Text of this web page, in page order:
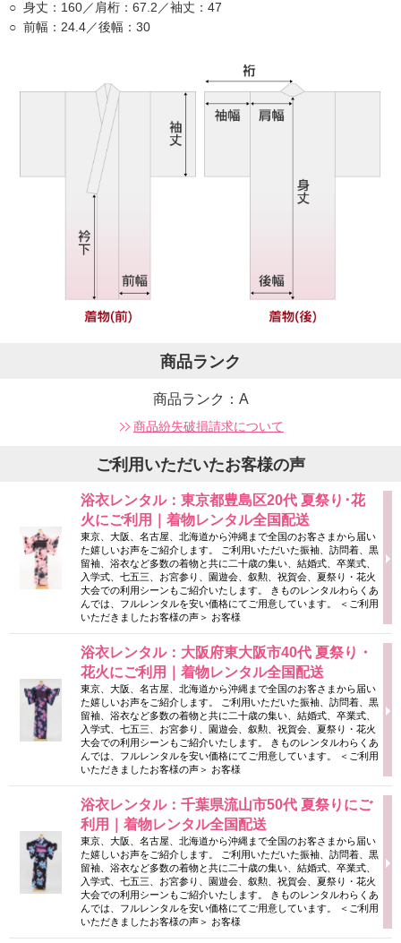
身丈：160／肩桁：67.2／袖丈：47
前幅：24.4／後幅：30
商品ランク
商品ランク：A
商品紛失破損請求について
ご利用いただいたお客様の声
浴衣レンタル：東京都豊島区20代 夏祭り･花
火にご利用｜着物レンタル全国配送
東京、大阪、名古屋、北海道から沖縄まで全国のお客さまから届い
た嬉しいお声をご紹介します。 ご利用いただいた振袖、訪問着、黒
留袖、浴衣など多数の着物と共に二十歳の集い、結婚式、卒業式、
入学式、七五三、お宮参り、園遊会、叙勲、祝賀会、夏祭り・花火
大会での利用シーンもご紹介いたします。 きものレンタルわらくあ
んでは、フルレンタルを安い価格にてご用意しています。 ＜ご利用
いただきましたお客様の声＞ お客様
浴衣レンタル：大阪府東大阪市40代 夏祭り・
花火にご利用｜着物レンタル全国配送
東京、大阪、名古屋、北海道から沖縄まで全国のお客さまから届い
た嬉しいお声をご紹介します。 ご利用いただいた振袖、訪問着、黒
留袖、浴衣など多数の着物と共に二十歳の集い、結婚式、卒業式、
入学式、七五三、お宮参り、園遊会、叙勲、祝賀会、夏祭り・花火
大会での利用シーンもご紹介いたします。 きものレンタルわらくあ
んでは、フルレンタルを安い価格にてご用意しています。 ＜ご利用
いただきましたお客様の声＞ お客様
浴衣レンタル：千葉県流山市50代 夏祭りにご
利用｜着物レンタル全国配送
東京、大阪、名古屋、北海道から沖縄まで全国のお客さまから届い
た嬉しいお声をご紹介します。 ご利用いただいた振袖、訪問着、黒
留袖、浴衣など多数の着物と共に二十歳の集い、結婚式、卒業式、
入学式、七五三、お宮参り、園遊会、叙勲、祝賀会、夏祭り・花火
大会での利用シーンもご紹介いたします。 きものレンタルわらくあ
んでは、フルレンタルを安い価格にてご用意しています。 ＜ご利用
いただきましたお客様の声＞ お客様